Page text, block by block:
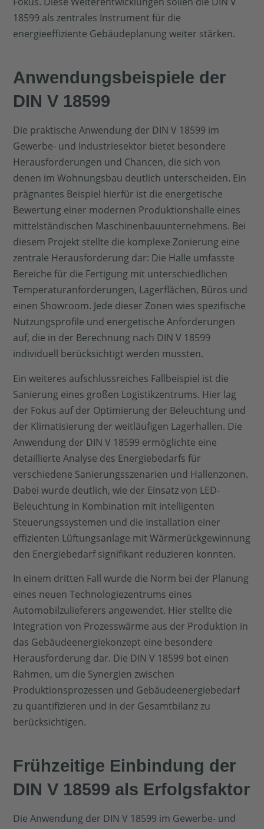
18599 als zentrales Instrument für die
energieeffiziente Gebäudeplanung weiter stärken.
Anwendungsbeispiele der
DIN V 18599
Die praktische Anwendung der DIN V 18599 im
Gewerbe- und Industriesektor bietet besondere
Herausforderungen und Chancen, die sich von
denen im Wohnungsbau deutlich unterscheiden. Ein
prägnantes Beispiel hierfür ist die energetische
Bewertung einer modernen Produktionshalle eines
mittelständischen Maschinenbauunternehmens. Bei
diesem Projekt stellte die komplexe Zonierung eine
zentrale Herausforderung dar: Die Halle umfasste
Bereiche für die Fertigung mit unterschiedlichen
Temperaturanforderungen, Lagerflächen, Büros und
einen Showroom. Jede dieser Zonen wies spezifische
Nutzungsprofile und energetische Anforderungen
auf, die in der Berechnung nach DIN V 18599
individuell berücksichtigt werden mussten.
Ein weiteres aufschlussreiches Fallbeispiel ist die
Sanierung eines großen Logistikzentrums. Hier lag
der Fokus auf der Optimierung der Beleuchtung und
der Klimatisierung der weitläufigen Lagerhallen. Die
Anwendung der DIN V 18599 ermöglichte eine
detaillierte Analyse des Energiebedarfs für
verschiedene Sanierungsszenarien und Hallenzonen.
Dabei wurde deutlich, wie der Einsatz von LED-
Beleuchtung in Kombination mit intelligenten
Steuerungssystemen und die Installation einer
effizienten Lüftungsanlage mit Wärmerückgewinnung
den Energiebedarf signifikant reduzieren konnten.
In einem dritten Fall wurde die Norm bei der Planung
eines neuen Technologiezentrums eines
Automobilzulieferers angewendet. Hier stellte die
Integration von Prozesswärme aus der Produktion in
das Gebäudeenergiekonzept eine besondere
Herausforderung dar. Die DIN V 18599 bot einen
Rahmen, um die Synergien zwischen
Produktionsprozessen und Gebäudeenergiebedarf
zu quantifizieren und in der Gesamtbilanz zu
berücksichtigen.
Frühzeitige Einbindung der
DIN V 18599 als Erfolgsfaktor
Die Anwendung der DIN V 18599 im Gewerbe- und